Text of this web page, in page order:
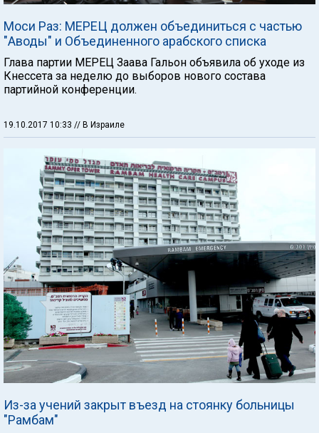
Моси Раз: МЕРЕЦ должен объединиться с частью
"Аводы" и Объединенного арабского списка
Глава партии МЕРЕЦ Заава Гальон объявила об уходе из
Кнессета за неделю до выборов нового состава
партийной конференции.
19.10.2017 10:33 // В Израиле
Из-за учений закрыт въезд на стоянку больницы
"Рамбам"